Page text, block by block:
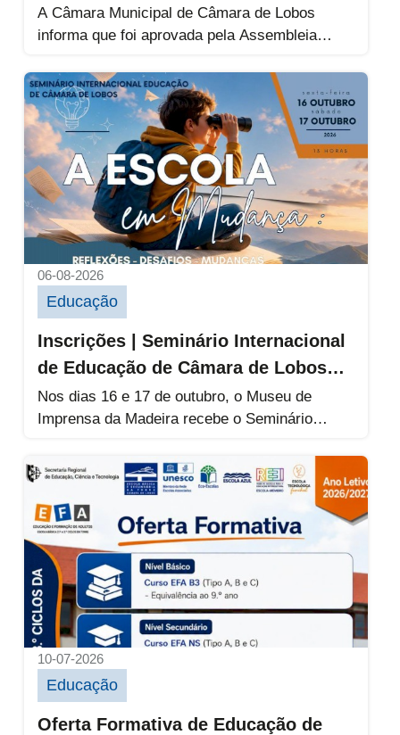
A Câmara Municipal de Câmara de Lobos
informa que foi aprovada pela Assembleia
Inscrições | Seminário Internacional de
06-08-2026
Educação
Inscrições | Seminário Internacional
de Educação de Câmara de Lobos
2026
Nos dias 16 e 17 de outubro, o Museu de
Imprensa da Madeira recebe o Seminário
Oferta Formativa de Educação de Adultos
10-07-2026
Educação
Oferta Formativa de Educação de